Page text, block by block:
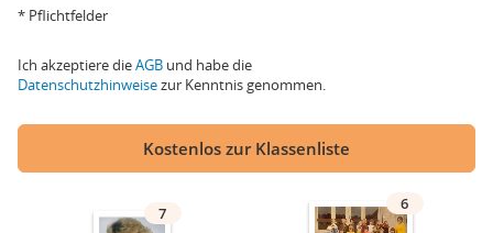
* Pflichtfelder
Ich akzeptiere dieAGB und habe die
Datenschutzhinweisezur Kenntnis genommen.
Kostenlos zur Klassenliste
7 6